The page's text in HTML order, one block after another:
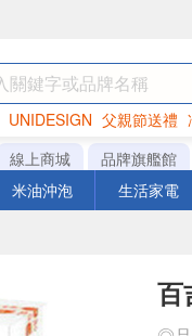
UNIDESIGN 父親節送禮
罐頭 海苔 洋芋片
線上商城 品牌旗艦館
米油沖泡 生活家電
百